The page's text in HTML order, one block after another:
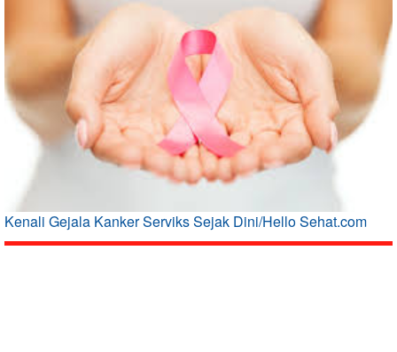
Kenali Gejala Kanker Serviks Sejak Dini/Hello Sehat.com